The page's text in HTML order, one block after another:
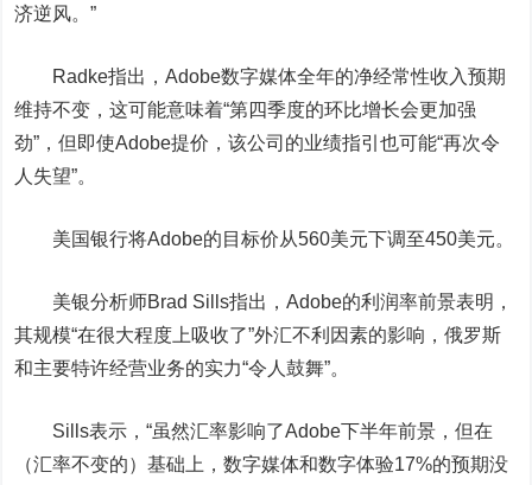
济逆风。”
Radke指出，Adobe数字媒体全年的净经常性收入预期
维持不变，这可能意味着“第四季度的环比增长会更加强
劲”，但即使Adobe提价，该公司的业绩指引也可能“再次令
人失望”。
美国银行将Adobe的目标价从560美元下调至450美元。
美银分析师Brad Sills指出，Adobe的利润率前景表明，
其规模“在很大程度上吸收了”外汇不利因素的影响，俄罗斯
和主要特许经营业务的实力“令人鼓舞”。
Sills表示，“虽然汇率影响了Adobe下半年前景，但在
（汇率不变的）基础上，数字媒体和数字体验17%的预期没